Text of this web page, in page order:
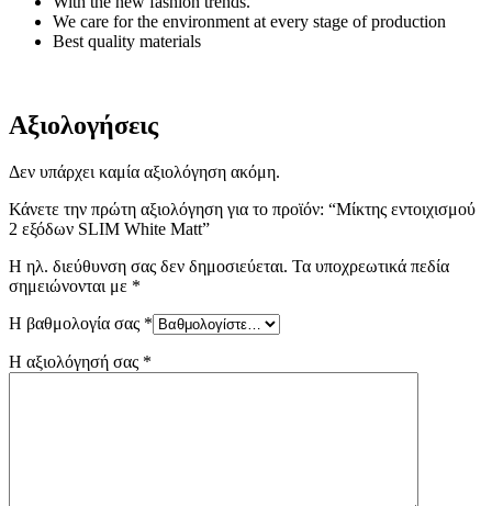
We care for the environment at every stage of production
Best quality materials
Αξιολογήσεις
Δεν υπάρχει καμία αξιολόγηση ακόμη.
Κάνετε την πρώτη αξιολόγηση για το προϊόν: “Μίκτης εντοιχισμού
2 εξόδων SLIM White Matt”
Η ηλ. διεύθυνση σας δεν δημοσιεύεται. Τα υποχρεωτικά πεδία
σημειώνονται με *
Η βαθμολογία σας *
Η αξιολόγησή σας *